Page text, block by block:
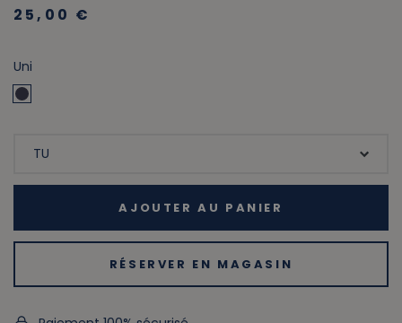
25,00 €
Uni
AJOUTER AU PANIER
RÉSERVER EN MAGASIN